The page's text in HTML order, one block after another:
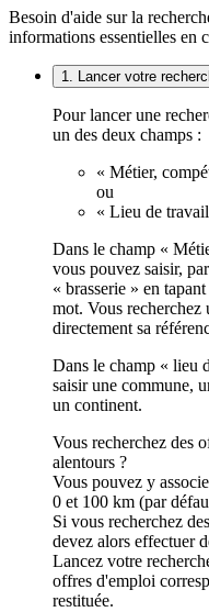
Besoin d'aide sur la
informations essentielles en
1. Lancer votre
Pour lancer une
un des deux champs :
« Métier,
ou
« Lieu de
Dans le champ «
vous pouvez saisir,
« brasserie » en
mot. Vous recherchez
directement sa
Dans le champ « lieu
saisir une commune,
un continent.
Vous recherchez des
alentours ?
Vous pouvez y
0 et 100 km (par
Si vous recherchez
devez alors effectuer
Lancez votre
offres d'emploi
restituée.